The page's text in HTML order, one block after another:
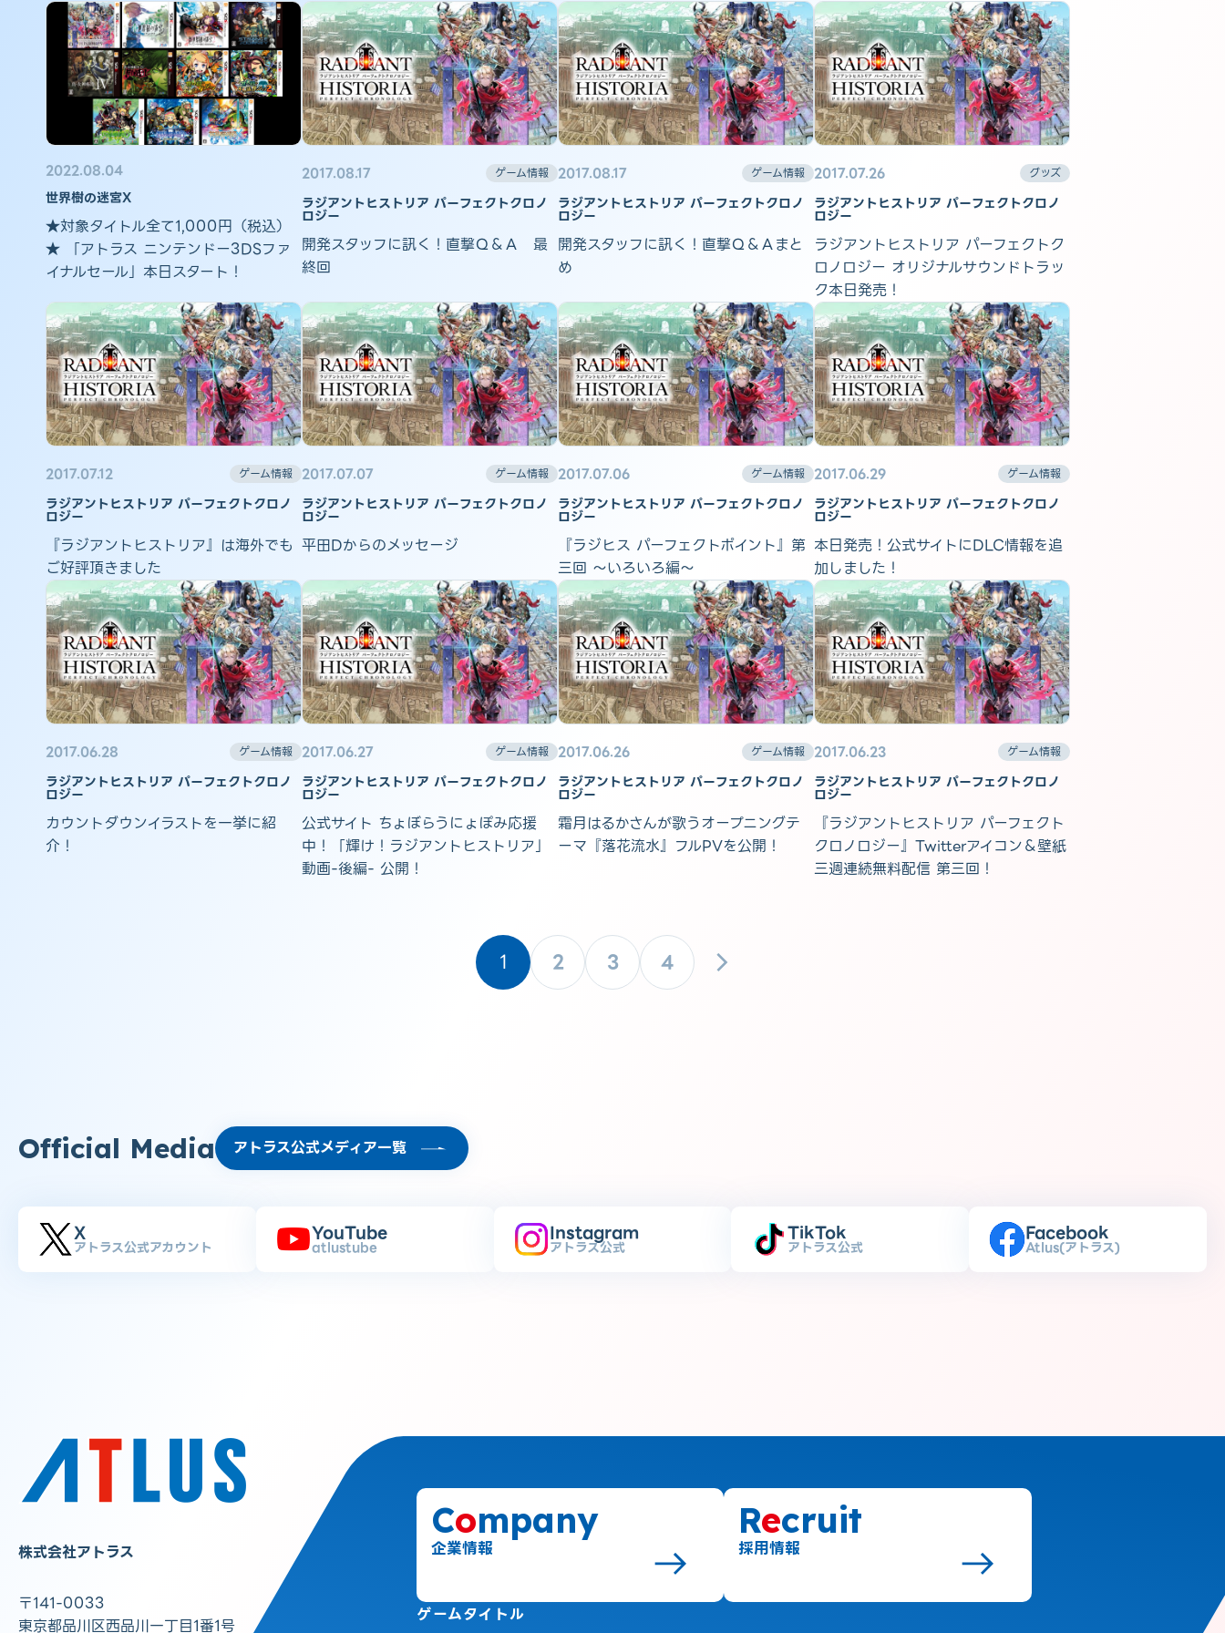
2022.08.04
世界樹の迷宮X
★対象タイトル全て1,000円（税込）
★ 「アトラス ニンテンドー3DSファ
イナルセール」本日スタート！
2017.08.17 ゲーム情報
ラジアントヒストリア パーフェクトクロノ
ロジー
開発スタッフに訊く！直撃Ｑ＆Ａ 最
終回
2017.08.17 ゲーム情報
ラジアントヒストリア パーフェクトクロノ
ロジー
開発スタッフに訊く！直撃Ｑ＆Ａまと
め
2017.07.26 グッズ
ラジアントヒストリア パーフェクトクロノ
ロジー
ラジアントヒストリア パーフェクトク
ロノロジー オリジナルサウンドトラッ
ク本日発売！
2017.07.12 ゲーム情報
ラジアントヒストリア パーフェクトクロノ
ロジー
『ラジアントヒストリア』は海外でも
ご好評頂きました
2017.07.07 ゲーム情報
ラジアントヒストリア パーフェクトクロノ
ロジー
平田Dからのメッセージ
2017.07.06 ゲーム情報
ラジアントヒストリア パーフェクトクロノ
ロジー
『ラジヒス パーフェクトポイント』第
三回 ～いろいろ編～
2017.06.29 ゲーム情報
ラジアントヒストリア パーフェクトクロノ
ロジー
本日発売！公式サイトにDLC情報を追
加しました！
2017.06.28 ゲーム情報
ラジアントヒストリア パーフェクトクロノ
ロジー
カウントダウンイラストを一挙に紹
介！
2017.06.27 ゲーム情報
ラジアントヒストリア パーフェクトクロノ
ロジー
公式サイト ちょぼらうにょぽみ応援
中！「輝け！ラジアントヒストリア」
動画-後編- 公開！
2017.06.26 ゲーム情報
ラジアントヒストリア パーフェクトクロノ
ロジー
霜月はるかさんが歌うオープニングテ
ーマ『落花流水』フルPVを公開！
2017.06.23 ゲーム情報
ラジアントヒストリア パーフェクトクロノ
ロジー
『ラジアントヒストリア パーフェクト
クロノロジー』Twitterアイコン＆壁紙
三週連続無料配信 第三回！
1 2 3 4
Official Media アトラス公式メディア一覧
X
アトラス公式アカウント
YouTube
atlustube
Instagram
アトラス公式
TikTok
アトラス公式
Facebook
Atlus(アトラス)
株式会社アトラス
〒141-0033
東京都品川区西品川一丁目1番1号
ゲームタイトル
Company
企業情報
Recruit
採用情報